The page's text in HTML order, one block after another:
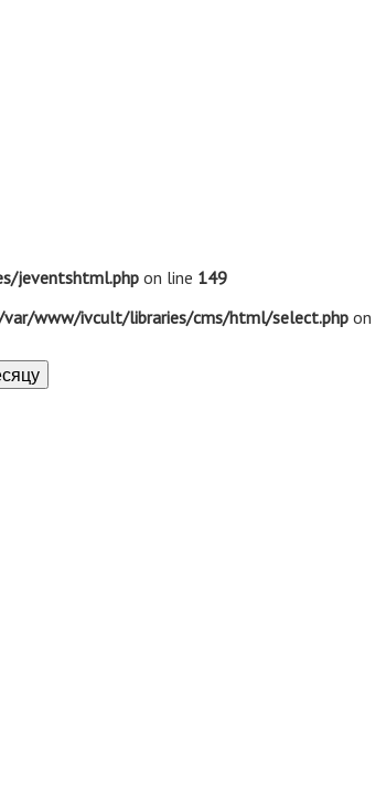
jeventshtml.phpon line 149
www/ivcult/libraries/cms/html/select.php on